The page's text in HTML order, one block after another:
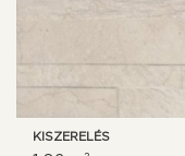
KISZERELÉS